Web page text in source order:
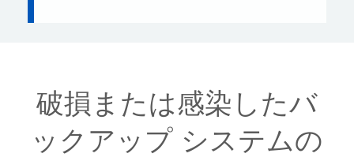
破損または感染したバ
ックアップ システムの